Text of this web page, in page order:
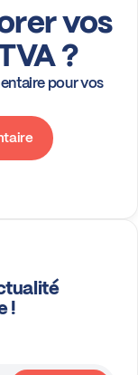
vos
?
pour vos
!